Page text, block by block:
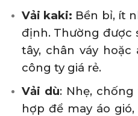
Vải kaki: Bền bỉ, ít
định. Thường được
tây, chân váy
công ty giá rẻ.
Vải dù: Nhẹ,
hợp để may áo